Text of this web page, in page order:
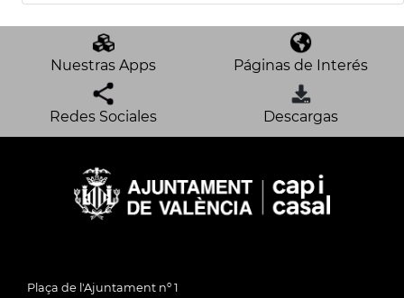
Nuestras Apps Páginas de Interés
Redes Sociales Descargas
Plaça de l'Ajuntament nº 1